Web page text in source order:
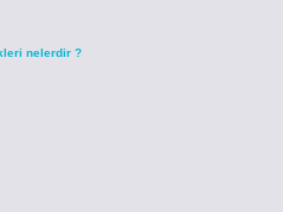
nelerdir ?